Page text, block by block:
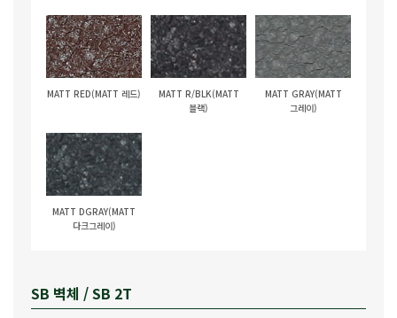
MATT RED(MATT 레드)
MATT R/BLK(MATT
블랙)
MATT GRAY(MATT
그레이)
MATT DGRAY(MATT
다크그레이)
SB 벽체 / SB 2T